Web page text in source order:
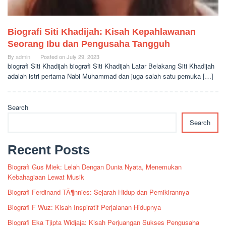
Biografi Siti Khadijah: Kisah Kepahlawanan
Seorang Ibu dan Pengusaha Tangguh
By admin Posted onJuly 29, 2023
biografi Siti Khadijah biografi Siti Khadijah Latar Belakang Siti Khadijah
adalah istri pertama Nabi Muhammad dan juga salah satu pemuka […]
Search
Search
Recent Posts
Biografi Gus Miek: Lelah Dengan Dunia Nyata, Menemukan
Kebahagiaan Lewat Musik
Biografi Ferdinand TÃ¶nnies: Sejarah Hidup dan Pemikirannya
Biografi F Wuz: Kisah Inspiratif Perjalanan Hidupnya
Biografi Eka Tjipta Widjaja: Kisah Perjuangan Sukses Pengusaha